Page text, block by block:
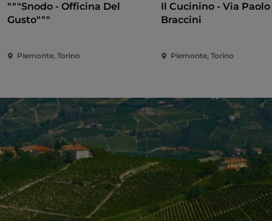
"""Snodo - Officina Del
Gusto"""
Piemonte, Torino
Il Cucinino - Via Paolo
Braccini
Piemonte, Torino